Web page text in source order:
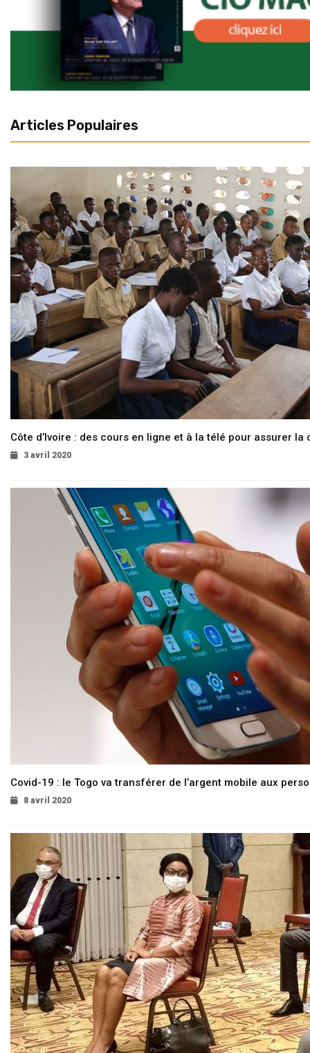
Articles Populaires
Côte d’Ivoire : des cours en ligne et à la télé pour assurer la
3 avril 2020
Covid-19 : le Togo va transférer de l’argent mobile aux
8 avril 2020